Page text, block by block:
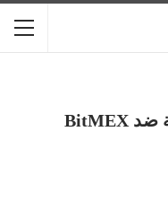
تفاصيل الدعوى القضائية الثالثة ضد BitMEX